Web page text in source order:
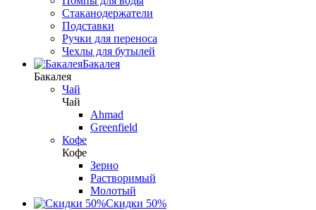
Стаканодержатели
Подставки
Ручки для переноса
Чехлы для бутылей
Бакалея
Бакалея
Чай
Чай
Ahmad
Greenfield
Кофе
Кофе
Зерно
Растворимый
Молотый
Скидки 50%